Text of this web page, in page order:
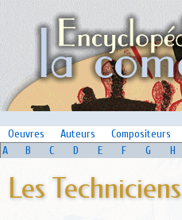
Oeuvres
Auteurs Compositeurs
A
B C D E F G H
Les Techniciens